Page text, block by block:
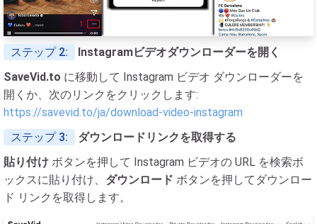
ステップ 2:
Instagramビデオダウンローダーを開く
SaveVid.to に移動して Instagram ビデオ ダウンローダーを
開くか、次のリンクをクリックします:
https://savevid.to/ja/download-video-instagram
ステップ 3:
ダウンロードリンクを取得する
貼り付け ボタンを押して Instagram ビデオの URL を検索ボ
ックスに貼り付け、 ダウンロード ボタンを押してダウンロー
ド リンクを取得します。